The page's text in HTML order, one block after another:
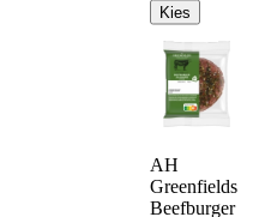
Kies
AH
Greenfields
Beefburger